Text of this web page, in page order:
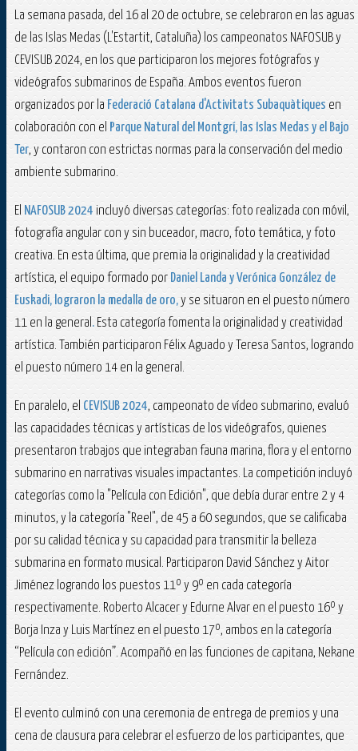
La semana pasada, del 16 al 20 de octubre, se celebraron en las aguas
de las Islas Medas (L'Estartit, Cataluña) los campeonatos NAFOSUB y
CEVISUB 2024, en los que participaron los mejores fotógrafos y
videógrafos submarinos de España. Ambos eventos fueron
organizados por la Federació Catalana d'Activitats Subaquàtiques en
colaboración con el Parque Natural del Montgrí, las Islas Medas y el Bajo
Ter, y contaron con estrictas normas para la conservación del medio
ambiente submarino.
El NAFOSUB 2024 incluyó diversas categorías: foto realizada con móvil,
fotografía angular con y sin buceador, macro, foto temática, y foto
creativa. En esta última, que premia la originalidad y la creatividad
artística, el equipo formado por Daniel Landa y Verónica González de
Euskadi, lograron la medalla de oro,y se situaron en el puesto número
11 en la general . Esta categoría fomenta la originalidad y creatividad
artística. También participaron Félix Aguado y Teresa Santos, logrando
el puesto número 14 en la general.
En paralelo, el CEVISUB 2024, campeonato de vídeo submarino, evaluó
las capacidades técnicas y artísticas de los videógrafos, quienes
presentaron trabajos que integraban fauna marina, flora y el entorno
submarino en narrativas visuales impactantes. La competición incluyó
categorías como la "Película con Edición", que debía durar entre 2 y 4
minutos, y la categoría "Reel", de 45 a 60 segundos, que se calificaba
por su calidad técnica y su capacidad para transmitir la belleza
submarina en formato musical. Participaron David Sánchez y Aitor
Jiménez logrando los puestos 11º y 9º en cada categoría
respectivamente. Roberto Alcacer y Edurne Alvar en el puesto 16º y
Borja Inza y Luis Martínez en el puesto 17º, ambos en la categoría
“Película con edición”. Acompañó en las funciones de capitana, Nekane
Fernández.
El evento culminó con una ceremonia de entrega de premios y una
cena de clausura para celebrar el esfuerzo de los participantes, que